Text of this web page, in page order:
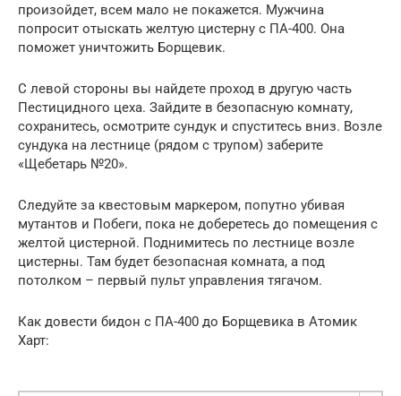
произойдет, всем мало не покажется. Мужчина
попросит отыскать желтую цистерну с ПА-400. Она
поможет уничтожить Борщевик.
С левой стороны вы найдете проход в другую часть
Пестицидного цеха. Зайдите в безопасную комнату,
сохранитесь, осмотрите сундук и спуститесь вниз. Возле
сундука на лестнице (рядом с трупом) заберите
«Щебетарь №20».
Следуйте за квестовым маркером, попутно убивая
мутантов и Побеги, пока не доберетесь до помещения с
желтой цистерной. Поднимитесь по лестнице возле
цистерны. Там будет безопасная комната, а под
потолком – первый пульт управления тягачом.
Как довести бидон с ПА-400 до Борщевика в Атомик
Харт: